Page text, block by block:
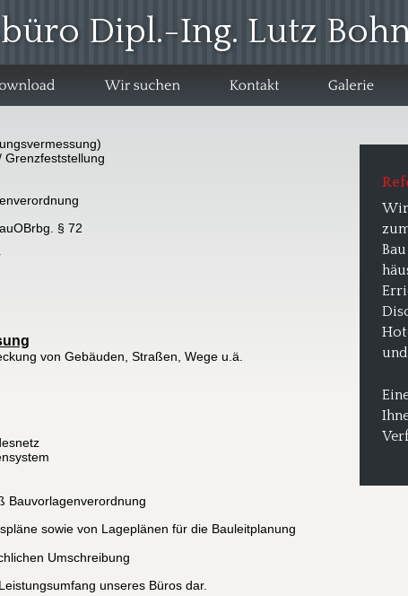
Dipl.-Ing. Lutz
Wir
Grenzfeststellung
§ 72
von Gebäuden, Straßen, Wege u.ä.
Bauvorlagenverordnung
sowie von Lageplänen für die Bauleitplanung
Umschreibung
unseres Büros dar.